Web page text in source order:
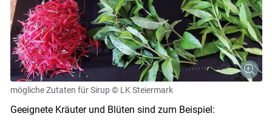
mögliche Zutaten für Sirup © LK Steiermark
Geeignete Kräuter und Blüten sind zum Beispiel: